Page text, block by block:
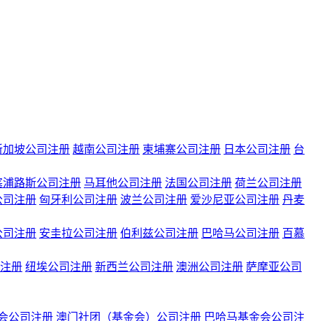
加坡公司注册 越南公司注册 柬埔寨公司注册 日本公司注册 台
浦路斯公司注册 马耳他公司注册 法国公司注册 荷兰公司注册
司注册 匈牙利公司注册 波兰公司注册 爱沙尼亚公司注册 丹麦
司注册 安圭拉公司注册 伯利兹公司注册 巴哈马公司注册 百慕
册 纽埃公司注册 新西兰公司注册 澳洲公司注册 萨摩亚公司
公司注册 澳门社团（基金会）公司注册 巴哈马基金会公司注